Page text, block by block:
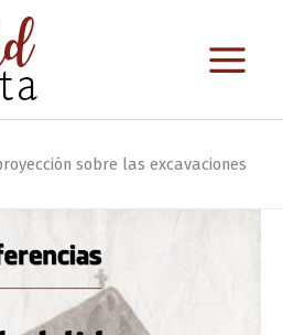
sobre las excavaciones